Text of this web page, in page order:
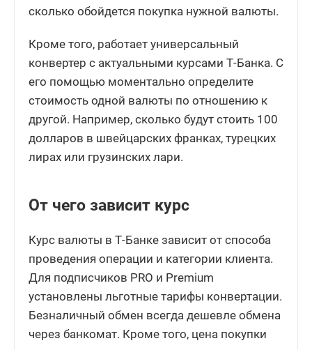
сколько обойдется покупка нужной валюты.
Кроме того, работает универсальный
конвертер с актуальными курсами Т-Банка. С
его помощью моментально определите
стоимость одной валюты по отношению к
другой. Например, сколько будут стоить 100
долларов в швейцарских франках, турецких
лирах или грузинских лари.
От чего зависит курс
Курс валюты в Т-Банке зависит от способа
проведения операции и категории клиента.
Для подписчиков PRO и Premium
установлены льготные тарифы конвертации.
Безналичный обмен всегда дешевле обмена
через банкомат. Кроме того, цена покупки